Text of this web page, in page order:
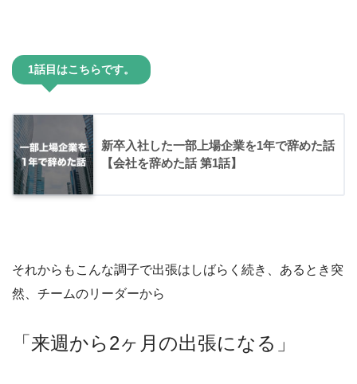
1話目はこちらです。
新卒入社した一部上場企業を1年で辞めた話
【会社を辞めた話 第1話】
それからもこんな調子で出張はしばらく続き、あるとき突
然、チームのリーダーから
「来週から2ヶ月の出張になる」